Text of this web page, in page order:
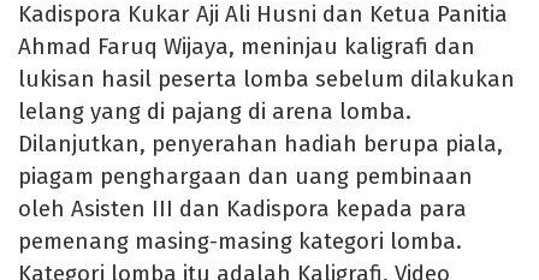
Kadispora Kukar Aji Ali Husni dan Ketua Panitia
Ahmad Faruq Wijaya, meninjau kaligrafi dan
lukisan hasil peserta lomba sebelum dilakukan
lelang yang di pajang di arena lomba.
Dilanjutkan, penyerahan hadiah berupa piala,
piagam penghargaan dan uang pembinaan
oleh Asisten III dan Kadispora kepada para
pemenang masing-masing kategori lomba.
Kategori lomba itu adalah Kaligrafi, Video